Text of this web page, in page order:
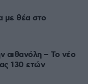
με θέα στο
αιθανόλη – Το νέο
130 ετών